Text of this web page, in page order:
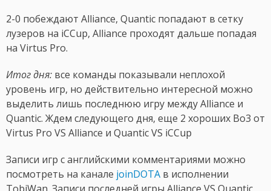
2-0 побеждают Alliance, Quantic попадают в сетку
лузеров на iCCup, Alliance проходят дальше попадая
на Virtus Pro.
Итог дня: все команды показывали неплохой
уровень игр, но действительно интересной можно
выделить лишь последнюю игру между Alliance и
Quantic. Ждем следующего дня, еще 2 хороших Bo3 от
Virtus Pro VS Alliance и Quantic VS iCCup
Записи игр с английскими комментариями можно
посмотреть на канале joinDOTA в исполнении